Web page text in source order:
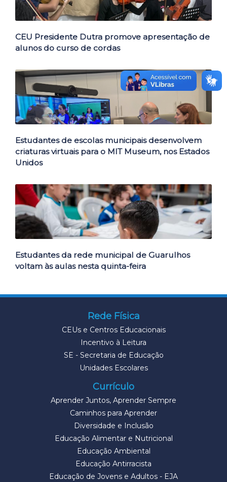
CEU Presidente Dutra promove apresentação de
alunos do curso de cordas
Estudantes de escolas municipais desenvolvem
criaturas virtuais para o MIT Museum, nos Estados
Unidos
Estudantes da rede municipal de Guarulhos
voltam às aulas nesta quinta-feira
Rede Física
CEUs e Centros Educacionais
Incentivo à Leitura
SE - Secretaria de Educação
Unidades Escolares
Currículo
Aprender Juntos, Aprender Sempre
Caminhos para Aprender
Diversidade e Inclusão
Educação Alimentar e Nutricional
Educação Ambiental
Educação Antirracista
Educação de Jovens e Adultos - EJA